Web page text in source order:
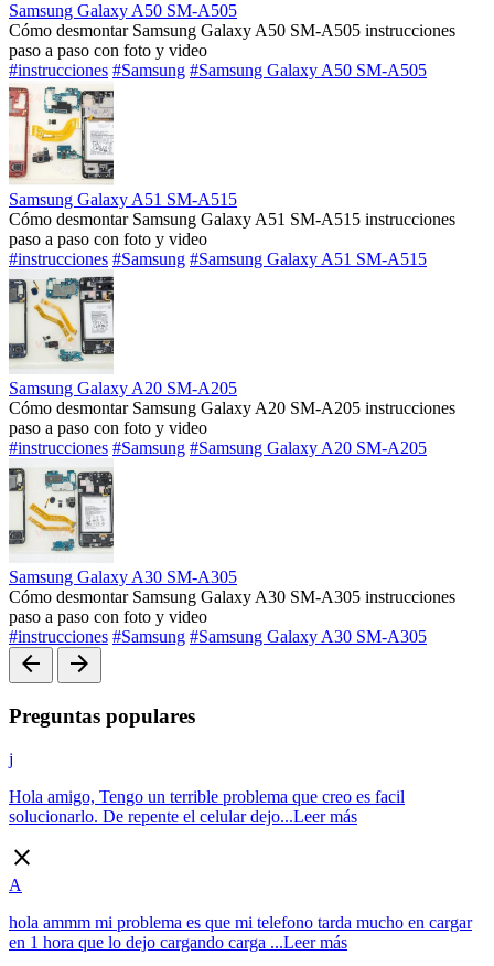
Samsung Galaxy A50 SM-A505
Cómo desmontar Samsung Galaxy A50 SM-A505 instrucciones
paso a paso con foto y video
#instrucciones #Samsung #Samsung Galaxy A50 SM-A505
Samsung Galaxy A51 SM-A515
Cómo desmontar Samsung Galaxy A51 SM-A515 instrucciones
paso a paso con foto y video
#instrucciones #Samsung #Samsung Galaxy A51 SM-A515
Samsung Galaxy A20 SM-A205
Cómo desmontar Samsung Galaxy A20 SM-A205 instrucciones
paso a paso con foto y video
#instrucciones #Samsung #Samsung Galaxy A20 SM-A205
Samsung Galaxy A30 SM-A305
Cómo desmontar Samsung Galaxy A30 SM-A305 instrucciones
paso a paso con foto y video
#instrucciones #Samsung #Samsung Galaxy A30 SM-A305
arrow_back arrow_forward
Preguntas populares
j
Hola amigo, Tengo un terrible problema que creo es facil
solucionarlo. De repente el celular dejo...Leer más
close
A
hola ammm mi problema es que mi telefono tarda mucho en cargar
en 1 hora que lo dejo cargando carga ...Leer más